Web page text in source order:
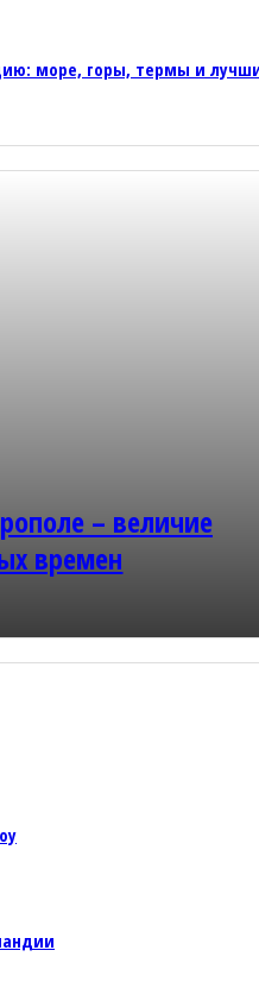
море, горы, термы и
– величие
времен